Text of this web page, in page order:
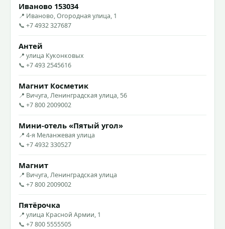
Иваново 153034
📍 Иваново, Огородная улица, 1
📞 +7 4932 327687
Антей
📍 улица Куконковых
📞 +7 493 2545616
Магнит Косметик
📍 Вичуга, Ленинградская улица, 56
📞 +7 800 2009002
Мини-отель «Пятый угол»
📍 4-я Меланжевая улица
📞 +7 4932 330527
Магнит
📍 Вичуга, Ленинградская улица
📞 +7 800 2009002
Пятёрочка
📍 улица Красной Армии, 1
📞 +7 800 5555505